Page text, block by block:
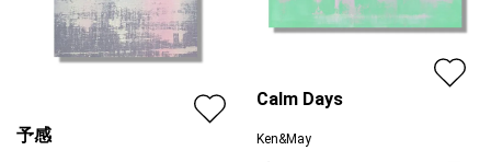
予感
Calm Days
Ken&May